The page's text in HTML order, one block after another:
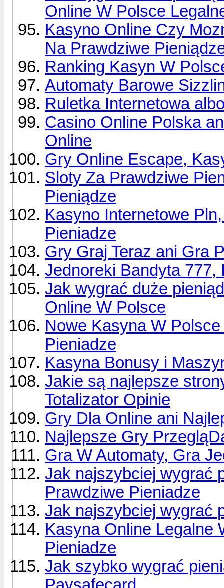
Online W Polsce
Kasyno Online Czy
Na Prawdziwe
Ranking Kasyn W
Automaty Barowe
Ruletka Internetowa
Casino Online Polska
Online
Gry Online Escape,
Sloty Za Prawdziwe
Pieniądze
Kasyno Internetowe
Pieniadze
Gry Graj Teraz ani Gra
Jednoreki Bandyta 777,
Jak wygrać duże
Online W Polsce
Nowe Kasyna W
Pieniadze
Kasyna Bonusy i
Jakie są najlepsze
Totalizator Opinie
Gry Dla Online ani
Najlepsze Gry
Gra W Automaty, Gra
Jak najszybciej wygrać
Prawdziwe Pieniadze
Jak najszybciej wygrać
Kasyna Online Legalne
Pieniadze
Jak szybko wygrać